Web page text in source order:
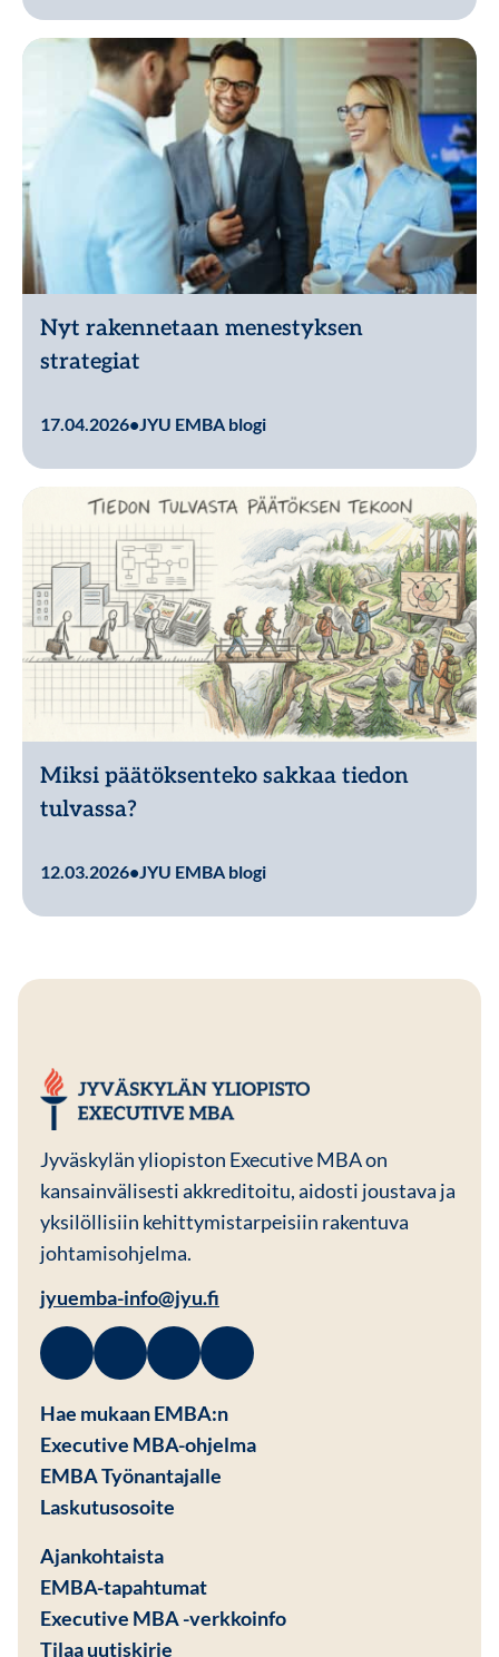
Nyt rakennetaan menestyksen
strategiat
17.04.2026•JYU EMBA blogi
Miksi päätöksenteko sakkaa tiedon
tulvassa?
12.03.2026•JYU EMBA blogi
Jyväskylän yliopiston Executive MBA on
kansainvälisesti akkreditoitu, aidosti joustava ja
yksilöllisiin kehittymistarpeisiin rakentuva
johtamisohjelma.
jyuemba-info@jyu.fi
Facebook
Avautuu uuteen ikkunaan
Linkedin
Avautuu uuteen ikkunaan
Instagram
Avautuu uuteen ikkunaan
Youtube
Avautuu uuteen ikkunaan
Hae mukaan EMBA:n
Executive MBA-ohjelma
EMBA Työnantajalle
Laskutusosoite
Ajankohtaista
EMBA-tapahtumat
Executive MBA -verkkoinfo
Tilaa uutiskirje